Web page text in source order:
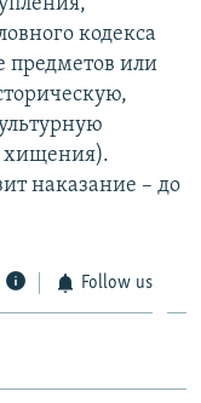
кодекса
предметов или
хищения).
наказание – до
Follow us